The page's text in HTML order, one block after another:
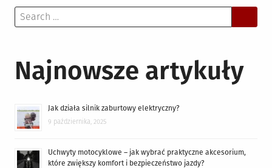
Search
for:
Najnowsze artykuły
Jak działa silnik zaburtowy elektryczny?
9 października, 2025
Uchwyty motocyklowe – jak wybrać praktyczne akcesorium,
które zwiększy komfort i bezpieczeństwo jazdy?